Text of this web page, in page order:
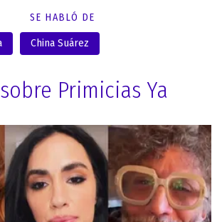
SE HABLÓ DE
China Suárez
Primicias Ya